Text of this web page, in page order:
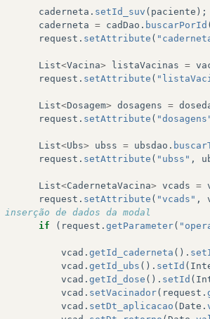
< th> Data de Nascimento
< td
</ tr >
div>
button type="button" class = "btn
form action ="<c:url value="/
<div class ="modal fade" id=
<div class = "modal-dialog" >
<div class ="modal-
<h4 class=
</ div>
<div class= "modal-
<fieldset >
< div class
<label
<div
<
caderneta . setId_suv ( paciente );
caderneta = cadDao . buscarPorId
request . setAttribute (
List<Vacina> listaVacinas =
request . setAttribute (
List<Dosagem> dosagens =
request . setAttribute (
List<Ubs> ubss = ubsdao .
request . setAttribute ( "ubss" ,
List<CadernetaVacina> vcads =
request . setAttribute ( "vcads" ,
de dados da modal
if
( request . getParameter(
vcad . getId_caderneta ().
vcad . getId_ubs (). setId (
vcad . getId_dose (). setId (
vcad . setVacinador( request .
vcad . setDt_aplicacao ( Date .